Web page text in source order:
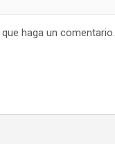
haga un comentario.